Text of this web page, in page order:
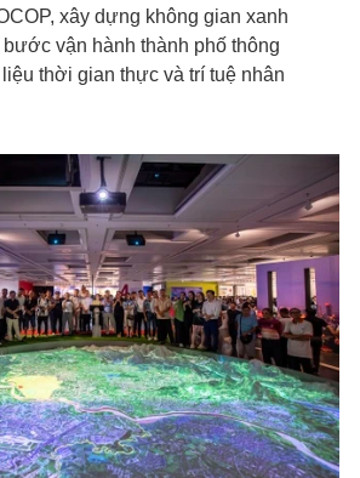
xây dựng không gian xanh
vận hành thành phố thông
thời gian thực và trí tuệ nhân